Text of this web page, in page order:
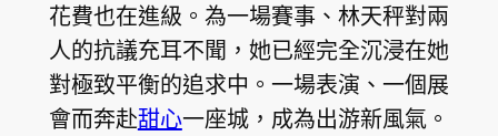
花費也在進級。為一場賽事、林天秤對兩
人的抗議充耳不聞，她已經完全沉浸在她
對極致平衡的追求中。一場表演、一個展
會而奔赴甜心一座城，成為出游新風氣。